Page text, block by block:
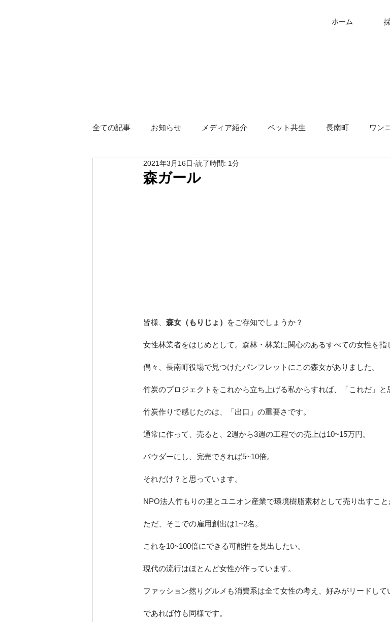
ホーム
全ての記事 お知らせ メディア紹介 ペット共生 長南町 ワン
障がい者グループホーム スタッフ募集
森ガール
2021年3月16日 読了時間: 1分
皆様、 森女（もりじょ） をご存知でしょうか？
女性林業者をはじめとして。森林・林業に関心のあるすべての女性を指
偶々、長南町役場で見つけたパンフレットにこの森女がありました。
竹炭のプロジェクトをこれから立ち上げる私からすれば、「これだ」と
竹炭作りで感じたのは、「出口」の重要さです。
通常に作って、売ると、2週から3週の工程での売上は10~15万円。
パウダーにし、完売できれば5~10倍。
それだけ？と思っています。
NPO法人竹もりの里とユニオン産業で環境樹脂素材として売り出すこと
ただ、そこでの雇用創出は1~2名。
これを10~100倍にできる可能性を見出したい。
現代の流行はほとんど女性が作っています。
ファッション然りグルメも消費系は全て女性の考え、好みがリードして
であれば竹も同様です。